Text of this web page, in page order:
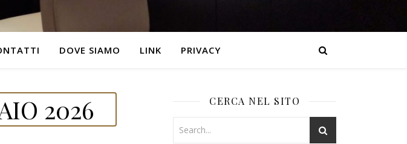
DOVE SIAMO LINK PRIVACY
2026 CERCA NEL SITO